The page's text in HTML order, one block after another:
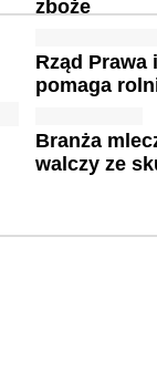
zboże
Rząd
pomaga
Branża
walczy ze